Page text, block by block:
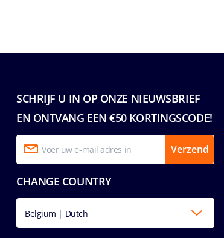
SCHRIJF U IN OP ONZE NIEUWSBRIEF
EN ONTVANG EEN €50 KORTINGSCODE!
Verzend
CHANGE COUNTRY
Belgium | Dutch